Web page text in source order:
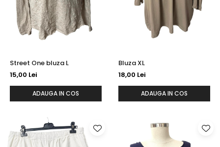
Street One bluza L
15,00 Lei
ADAUGA IN COS
Bluza XL
18,00 Lei
ADAUGA IN COS